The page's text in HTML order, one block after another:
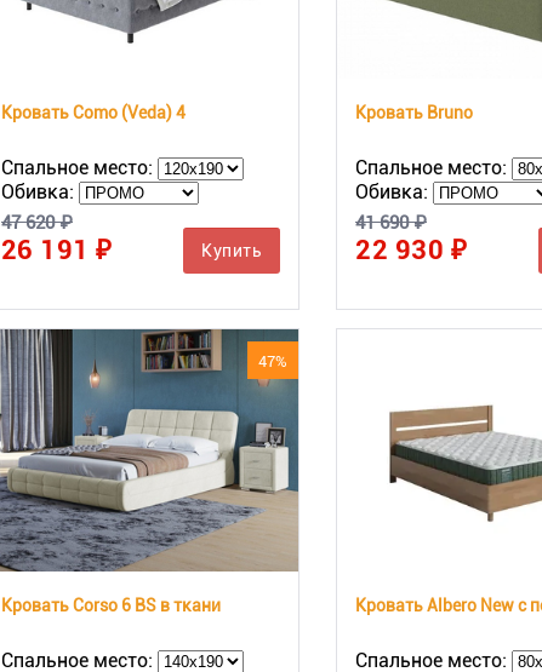
Кровать Como (Veda) 4
Спальное место:
Обивка:
47 620 ₽
26 191 ₽ Купить
Кровать Bruno
Спальное место:
Обивка:
41 690 ₽
22 930 ₽
47%
Кровать Corso 6 BS в ткани
Спальное место: Спальное место: